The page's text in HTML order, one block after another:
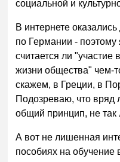
социальной и
В интернете
по Германии - поэтому
считается ли "участие
жизни общества" чем-
скажем, в Греции, в
Подозреваю, что вряд
общий принцип, не так
А вот не лишенная
пособиях на обучение